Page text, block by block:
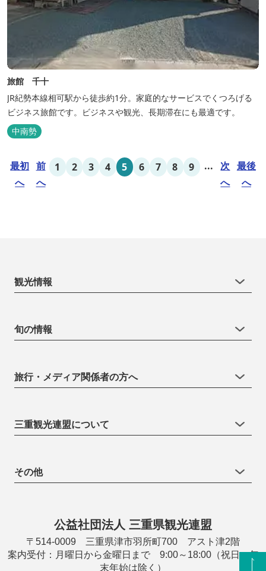
旅館 千十
JR紀勢本線相可駅から徒歩約1分。家庭的なサービスでくつろげる
ビジネス旅館です。ビジネスや観光、長期滞在にも最適です。
中南勢
最初
へ
前
へ
1 2 3 4 5 6 7 8 9 ...
次
へ
最後
へ
観光情報
旬の情報
旅行・メディア関係者の方へ
三重観光連盟について
その他
公益社団法人 三重県観光連盟
〒514-0009 三重県津市羽所町700 アスト津2階
案内受付：月曜日から金曜日まで 9:00～18:00（祝日・年
末年始は除く）